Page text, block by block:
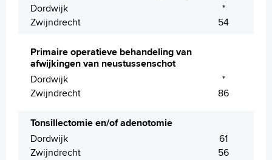
Dordwijk
*
Zwijndrecht
54
Primaire operatieve behandeling van
afwijkingen van neustussenschot
Dordwijk
*
Zwijndrecht
86
Tonsillectomie en/of adenotomie
Dordwijk
61
Zwijndrecht
56